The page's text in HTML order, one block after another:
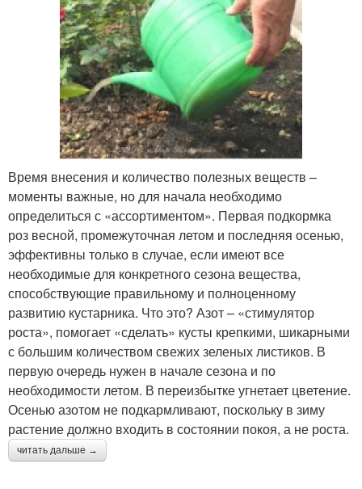
Время внесения и количество полезных веществ –
моменты важные, но для начала необходимо
определиться с «ассортиментом». Первая подкормка
роз весной, промежуточная летом и последняя осенью,
эффективны только в случае, если имеют все
необходимые для конкретного сезона вещества,
способствующие правильному и полноценному
развитию кустарника. Что это? Азот – «стимулятор
роста», помогает «сделать» кусты крепкими, шикарными
с большим количеством свежих зеленых листиков. В
первую очередь нужен в начале сезона и по
необходимости летом. В переизбытке угнетает цветение.
Осенью азотом не подкармливают, поскольку в зиму
растение должно входить в состоянии покоя, а не роста.
читать дальше →